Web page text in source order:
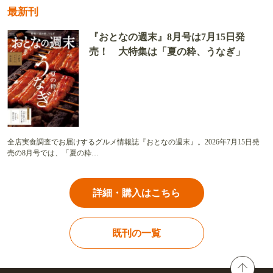
最新刊
『おとなの週末』8月号は7月15日発
売！ 大特集は「夏の粋、うなぎ」
全店実食調査でお届けするグルメ情報誌『おとなの週末』。2026年7月15日発
売の8月号では、「夏の粋…
詳細・購入はこちら
既刊の一覧